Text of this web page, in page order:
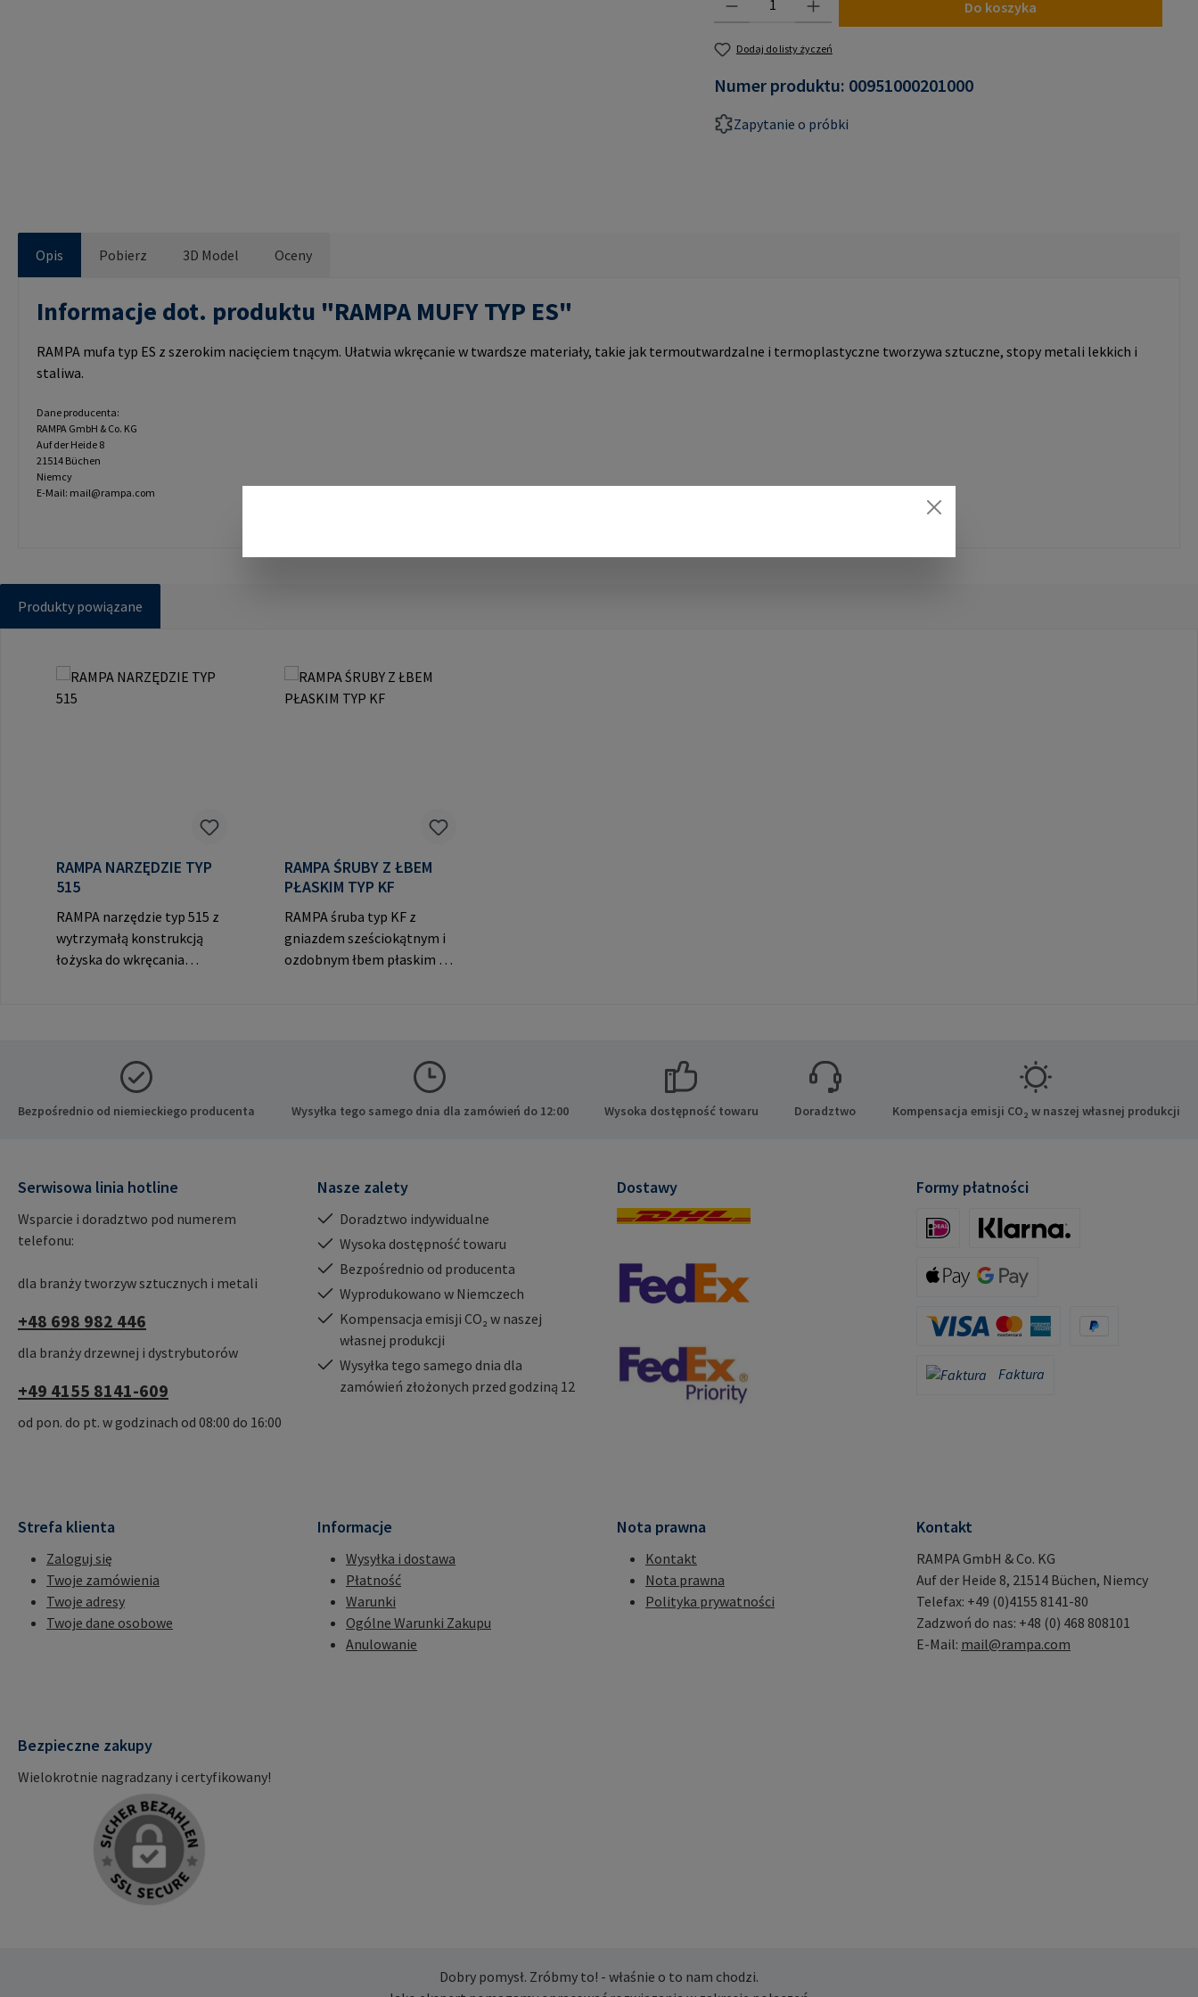
Do koszyka
Dodaj do listy życzeń
Numer produktu: 00951000201000
Zapytanie o próbki
Opis Pobierz 3D Model Oceny
Informacje dot. produktu "RAMPA MUFY TYP ES"
RAMPA mufa typ ES z szerokim nacięciem tnącym. Ułatwia wkręcanie w twardsze materiały, takie jak termoutwardzalne i termoplastyczne tworzywa sztuczne, stopy metali lekkich i
staliwa.
Dane producenta:
RAMPA GmbH & Co. KG
Auf der Heide 8
21514 Büchen
Niemcy
E-Mail: mail@rampa.com
Produkty powiązane
RAMPA NARZĘDZIE TYP
515
RAMPA narzędzie typ 515 z
wytrzymałą konstrukcją
łożyska do wkręcania
RAMPA. Dane producenta:
RAMPA GmbH & Co. KG Auf
der Heide 8 21514 Büchen
RAMPA ŚRUBY Z ŁBEM
PŁASKIM TYP KF
RAMPA śruba typ KF z
gniazdem sześciokątnym i
ozdobnym łbem płaskim do
Mail: mail@rampa.com
Bezpośrednio od niemieckiego producenta Wysyłka tego samego dnia dla zamówień do 12:00 Wysoka dostępność towaru Doradztwo Kompensacja emisji CO₂ w naszej własnej produkcji
Serwisowa linia hotline
Wsparcie i doradztwo pod numerem
telefonu:
dla branży tworzyw sztucznych i metali
+48 698 982 446
dla branży drzewnej i dystrybutorów
+49 4155 8141-609
od pon. do pt. w godzinach od 08:00 do 16:00
Nasze zalety
Doradztwo indywidualne
Wysoka dostępność towaru
Bezpośrednio od producenta
Wyprodukowano w Niemczech
Kompensacja emisji CO₂ w naszej
własnej produkcji
Wysyłka tego samego dnia dla
zamówień złożonych przed godziną 12
Dostawy Formy płatności
Faktura
Faktura
Strefa klienta
Zaloguj się
Twoje zamówienia
Twoje adresy
Twoje dane osobowe
Informacje
Wysyłka i dostawa
Płatność
Warunki
Ogólne Warunki Zakupu
Anulowanie
Nota prawna
Kontakt
Nota prawna
Polityka prywatności
Kontakt
RAMPA GmbH & Co. KG
Auf der Heide 8, 21514 Büchen, Niemcy
Telefax: +49 (0)4155 8141-80
Zadzwoń do nas: +48 (0) 468 808101
E-Mail: mail@rampa.com
Bezpieczne zakupy
Wielokrotnie nagradzany i certyfikowany!
Dobry pomysł. Zróbmy to! - właśnie o to nam chodzi.